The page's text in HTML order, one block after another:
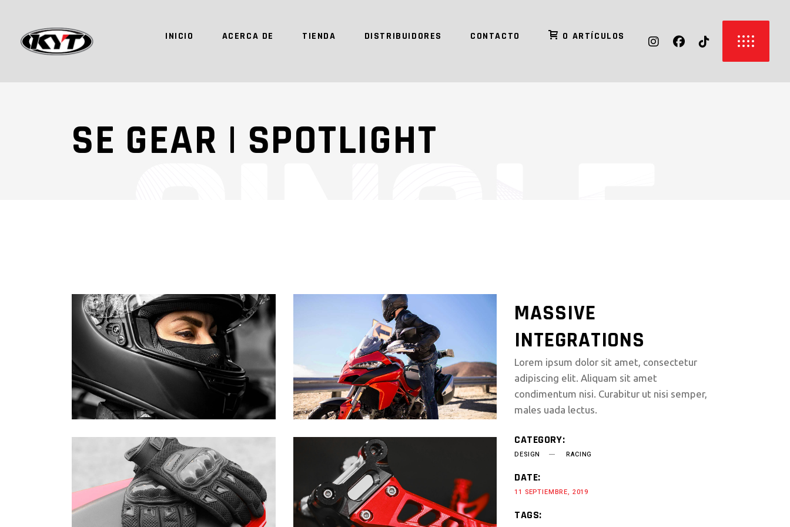
INICIO ACERCA DE TIENDA DISTRIBUIDORES CONTACTO 0 ARTÍCULOS
SE GEAR | SPOTLIGHT
MASSIVE
INTEGRATIONS
Lorem ipsum dolor sit amet, consectetur
adipiscing elit. Aliquam sit amet
condimentum nisi. Curabitur ut nisi semper,
males uada lectus.
CATEGORY:
DESIGN RACING
DATE:
11 SEPTIEMBRE, 2019
TAGS: